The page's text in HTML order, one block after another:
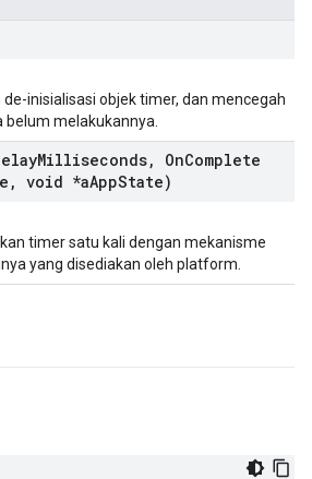
inisialisasi objek timer, dan mencegah
melakukannya.
Milliseconds, OnComplete
, void *aAppState)
timer satu kali dengan mekanisme
yang disediakan oleh platform.